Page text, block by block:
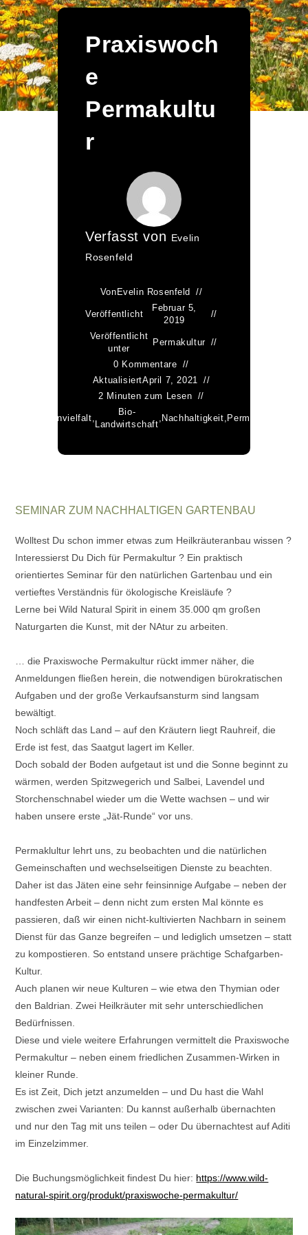
Praxiswoch
e
Permakultu
r
Verfasst von Evelin
Rosenfeld
Von Evelin Rosenfeld
Veröffentlicht
Februar 5,
2019
Veröffentlicht
unter
Permakultur
0 Kommentare
AktualisiertApril 7, 2021
2 Minuten zum Lesen
Artenvielfalt,
Bio-
Landwirtschaft
, Nachhaltigkeit, Permakultur
SEMINAR ZUM NACHHALTIGEN GARTENBAU
Wolltest Du schon immer etwas zum Heilkräuteranbau wissen ?
Interessierst Du Dich für Permakultur ? Ein praktisch
orientiertes Seminar für den natürlichen Gartenbau und ein
vertieftes Verständnis für ökologische Kreisläufe ?
Lerne bei Wild Natural Spirit in einem 35.000 qm großen
Naturgarten die Kunst, mit der NAtur zu arbeiten.
… die Praxiswoche Permakultur rückt immer näher, die
Anmeldungen fließen herein, die notwendigen bürokratischen
Aufgaben und der große Verkaufsansturm sind langsam
bewältigt.
Noch schläft das Land – auf den Kräutern liegt Rauhreif, die
Erde ist fest, das Saatgut lagert im Keller.
Doch sobald der Boden aufgetaut ist und die Sonne beginnt zu
wärmen, werden Spitzwegerich und Salbei, Lavendel und
Storchenschnabel wieder um die Wette wachsen – und wir
haben unsere erste „Jät-Runde“ vor uns.
Permaklultur lehrt uns, zu beobachten und die natürlichen
Gemeinschaften und wechselseitigen Dienste zu beachten.
Daher ist das Jäten eine sehr feinsinnige Aufgabe – neben der
handfesten Arbeit – denn nicht zum ersten Mal könnte es
passieren, daß wir einen nicht-kultivierten Nachbarn in seinem
Dienst für das Ganze begreifen – und lediglich umsetzen – statt
zu kompostieren. So entstand unsere prächtige Schafgarben-
Kultur.
Auch planen wir neue Kulturen – wie etwa den Thymian oder
den Baldrian. Zwei Heilkräuter mit sehr unterschiedlichen
Bedürfnissen.
Diese und viele weitere Erfahrungen vermittelt die Praxiswoche
Permakultur – neben einem friedlichen Zusammen-Wirken in
kleiner Runde.
Es ist Zeit, Dich jetzt anzumelden – und Du hast die Wahl
zwischen zwei Varianten: Du kannst außerhalb übernachten
und nur den Tag mit uns teilen – oder Du übernachtest auf Aditi
im Einzelzimmer.
Die Buchungsmöglichkeit findest Du hier: https://www.wild-
natural-spirit.org/produkt/praxiswoche-permakultur/